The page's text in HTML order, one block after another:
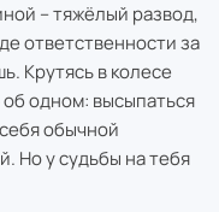
– тяжёлый развод,
ответственности за
Крутясь в колесе
одном: высыпаться
обычной
Но у судьбы на тебя